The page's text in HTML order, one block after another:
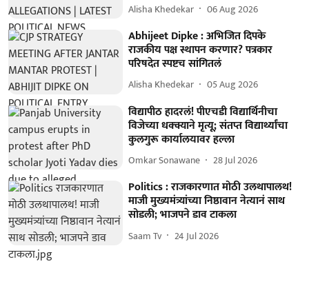
Alisha Khedekar 06 Aug 2026
Abhijeet Dipke : अभिजित दिपके
राजकीय पक्ष स्थापन करणार? पत्रकार
परिषदेत स्पष्टच सांगितलं
Alisha Khedekar 05 Aug 2026
विद्यापीठ हादरलं! पीएचडी विद्यार्थिनीचा
विजेच्या धक्क्याने मृत्यू; संतप्त विद्यार्थ्यांचा
कुलगुरू कार्यालयावर हल्ला
Omkar Sonawane 28 Jul 2026
Politics : राजकारणात मोठी उलथापालथ!
माजी मुख्यमंत्र्यांच्या निष्ठावान नेत्यानं साथ
सोडली; भाजपने डाव टाकला
Saam Tv 24 Jul 2026